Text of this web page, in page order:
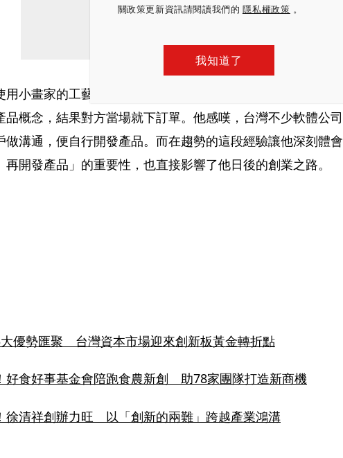
關政策更新資訊請閱讀我們的 隱私權政策 。
我知道了
小畫家的工藝很高，擅長利用小畫家設計軟體再做成簡報，
品概念，結果對方當場就下訂單。他感嘆，台灣不少軟體公司
做溝通，便自行開發產品。而在趨勢的這段經驗讓他深刻體會
開發產品」的重要性，也直接影響了他日後的創業之路。
優勢匯聚　台灣資本市場迎來創新板黃金轉折點
好食好事基金會陪跑食農新創　助78家團隊打造新商機
徐清祥創辦力旺　以「創新的兩難」跨越產業鴻溝